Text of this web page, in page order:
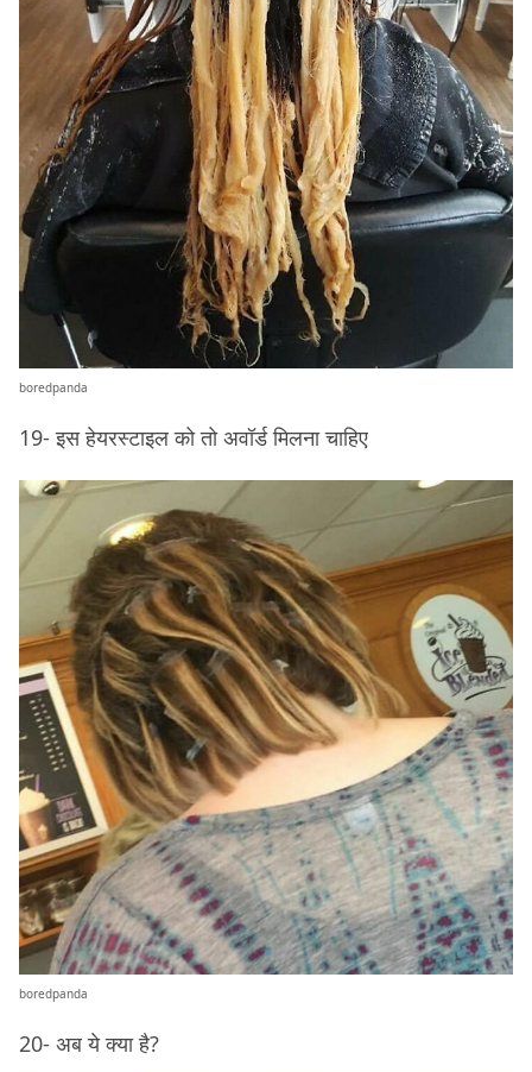
boredpanda
19- इस हेयरस्टाइल को तो अवॉर्ड मिलना चाहिए
boredpanda
20- अब ये क्या है?